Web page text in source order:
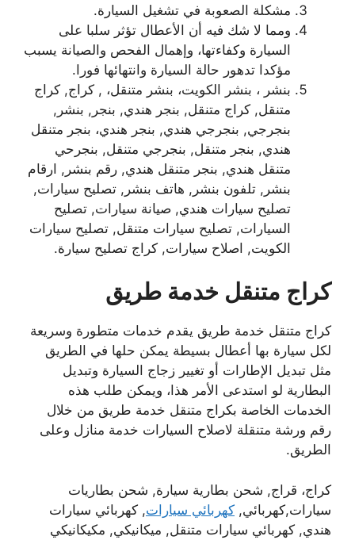
مشكلة الصعوبة في تشغيل السيارة.
ومما لا شك فيه أن الأعطال تؤثر سلبا على
السيارة وكفاءتها، وإهمال الفحص والصيانة يسبب
مؤكدا تدهور حالة السيارة وانتهائها فورا.
بنشر ، بنشر الكويت، بنشر متنقل، , كراج, كراج
متنقل, كراج متنقل, بنجر هندي, بنجر, بنشر,
بنجرجي, بنجرجي هندي, بنجر هندي، بنجر متنقل
هندي, بنجر متنقل, بنجرجي متنقل, بنجرحي
متنقل هندي, بنجر متنقل هندي, رقم بنشر, ارقام
بنشر, تلفون بنشر, هاتف بنشر, تصليح سيارات,
تصليح سيارات هندي, صيانة سيارات, تصليح
السيارات, تصليح سيارات متنقل, تصليح سيارات
الكويت, اصلاح سيارات, كراج تصليح سيارة.
كراج متنقل خدمة طريق
كراج متنقل خدمة طريق يقدم خدمات متطورة وسريعة
لكل سيارة بها أعطال بسيطة يمكن حلها في الطريق
مثل تبديل الإطارات أو تغيير زجاج السيارة وتبديل
البطارية لو استدعى الأمر هذا، ويمكن طلب هذه
الخدمات الخاصة بكراج متنقل خدمة طريق من خلال
رقم ورشة متنقلة لاصلاح السيارات خدمة منازل وعلى
الطريق.
كراج، قراج, شحن بطارية سيارة, شحن بطاريات
سيارات,كهربائي, كهربائي سيارات, كهربائي سيارات
هندي, كهربائي سيارات متنقل, ميكانيكي, مكيكانيكي